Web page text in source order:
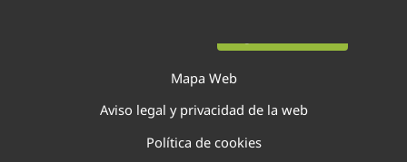
Mapa Web
Aviso legal y privacidad de la web
Política de cookies